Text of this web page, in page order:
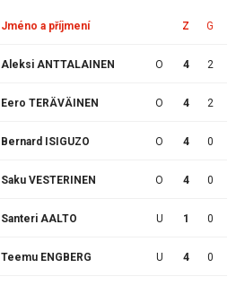
Jméno a příjmení Z G
Aleksi ANTTALAINEN O 4 2
Eero TERÄVÄINEN O 4 2
Bernard ISIGUZO O 4 0
Saku VESTERINEN O 4 0
Santeri AALTO U 1 0
Teemu ENGBERG U 4 0